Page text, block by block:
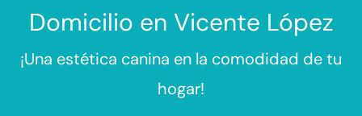
Domicilio en Vicente López
¡Una estética canina en la comodidad de tu
hogar!